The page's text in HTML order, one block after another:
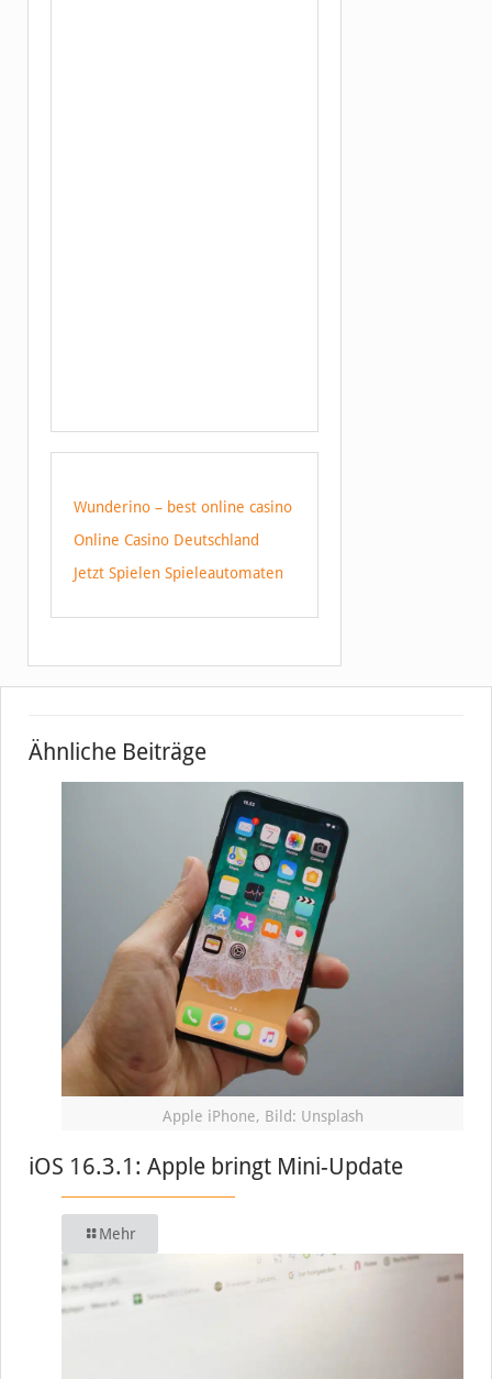
Wunderino – best online casino
Online Casino Deutschland
Jetzt Spielen Spieleautomaten
Ähnliche Beiträge
Apple iPhone, Bild: Unsplash
iOS 16.3.1: Apple bringt Mini-Update
Mehr